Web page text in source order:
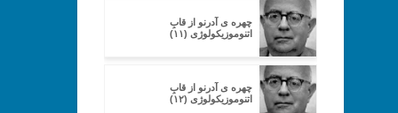
چهره ی آدرنو از قابِ
اتنوموزیکولوژی (۱۱)
چهره ی آدرنو از قابِ
اتنوموزیکولوژی (۱۲)